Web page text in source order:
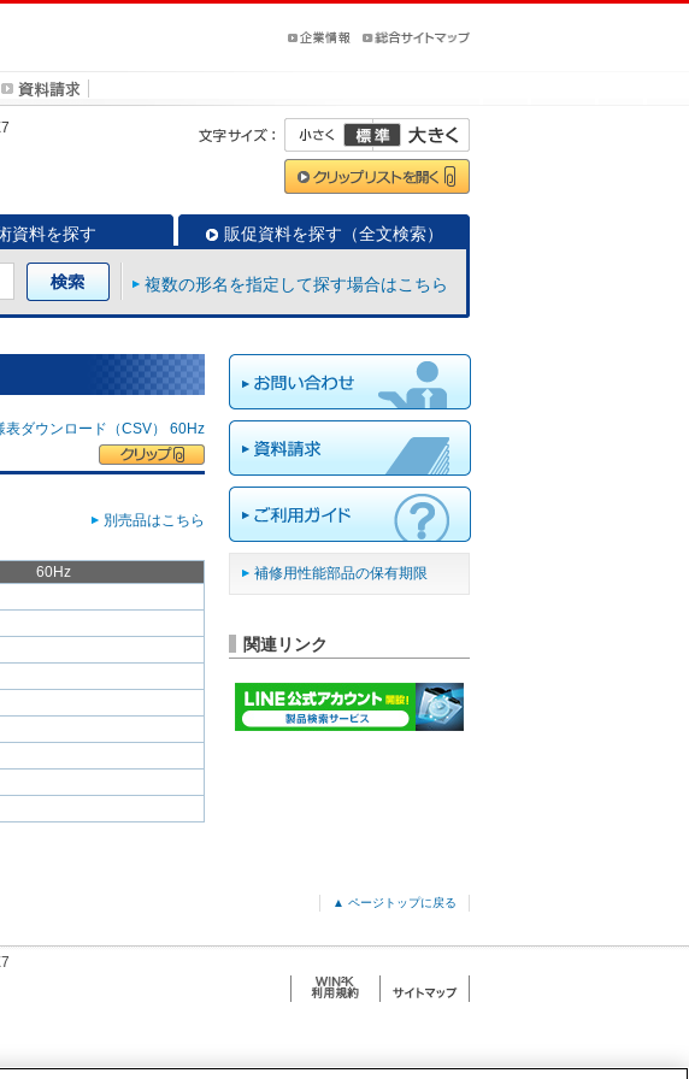
資料を探す 販促資料を探す（全文検索）
複数の形名を指定して探す場合はこちら
表ダウンロード（CSV） 60Hz
別売品はこちら
60Hz
補修用性能部品の保有期限
関連リンク
▲ ページトップに戻る